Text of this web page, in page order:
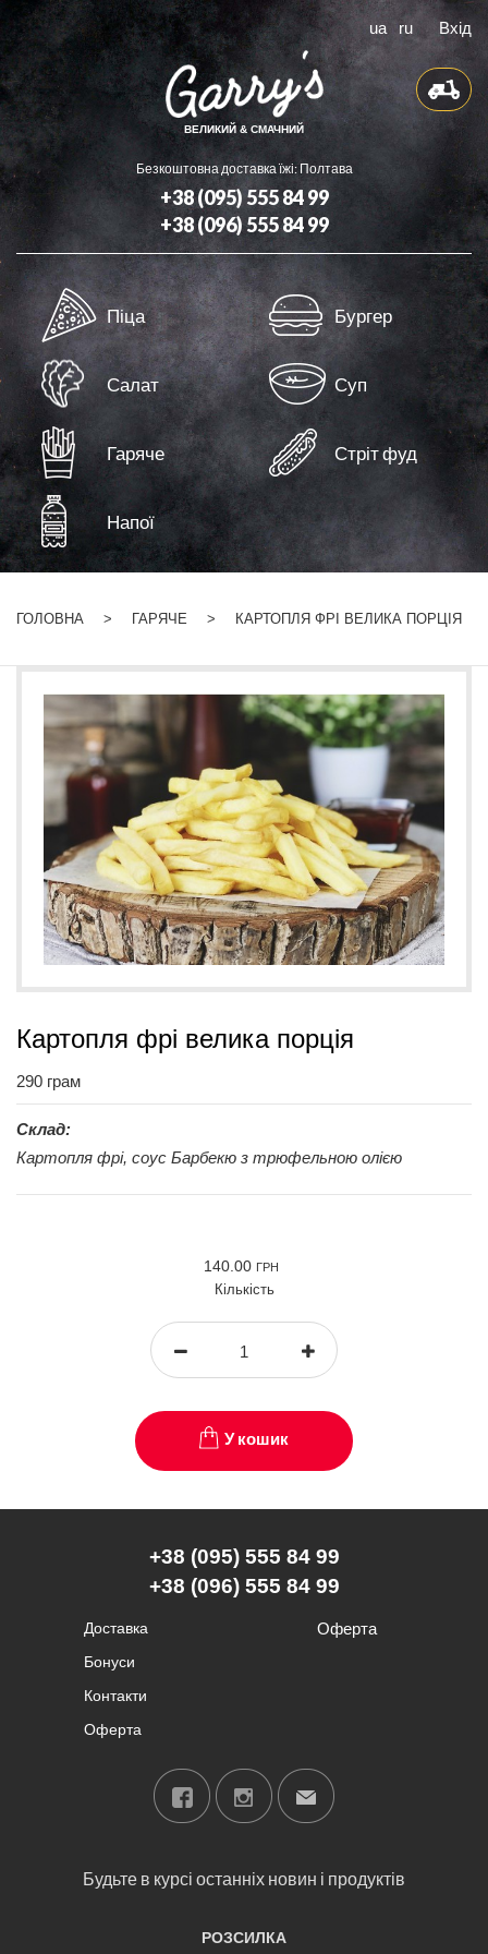
ua ru Вхід
ВЕЛИКИЙ & СМАЧНИЙ
Безкоштовна доставка їжі: Полтава
+38 (095) 555 84 99
+38 (096) 555 84 99
Доставка
Бонуси
Контакти
Оферта
Піца Бургер
Салат Суп
Гаряче Стріт фуд
Напої
ГОЛОВНА ГАРЯЧЕ КАРТОПЛЯ ФРІ ВЕЛИКА ПОРЦІЯ
Картопля фрі велика порція
290 грам
Склад:
Картопля фрі, соус Барбекю з трюфельною олією
140.00 ГРН
Кількість
У кошик
+38 (095) 555 84 99
+38 (096) 555 84 99
Доставка
Бонуси
Контакти
Оферта
Оферта
Будьте в курсі останніх новин і продуктів
РОЗСИЛКА